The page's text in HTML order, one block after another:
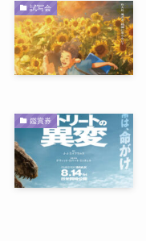
試写会
鑑賞券